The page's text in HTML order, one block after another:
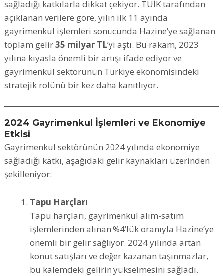
sağladığı katkılarla dikkat çekiyor. TÜİK tarafından
açıklanan verilere göre, yılın ilk 11 ayında
gayrimenkul işlemleri sonucunda Hazine’ye sağlanan
toplam gelir35 milyar TL’yi aştı. Bu rakam, 2023
yılına kıyasla önemli bir artışı ifade ediyor ve
gayrimenkul sektörünün Türkiye ekonomisindeki
stratejik rolünü bir kez daha kanıtlıyor.
2024 Gayrimenkul İşlemleri ve Ekonomiye
Etkisi
Gayrimenkul sektörünün 2024 yılında ekonomiye
sağladığı katkı, aşağıdaki gelir kaynakları üzerinden
şekilleniyor:
Tapu Harçları
Tapu harçları, gayrimenkul alım-satım
işlemlerinden alınan %4’lük oranıyla Hazine’ye
önemli bir gelir sağlıyor. 2024 yılında artan
konut satışları ve değer kazanan taşınmazlar,
bu kalemdeki gelirin yükselmesini sağladı.